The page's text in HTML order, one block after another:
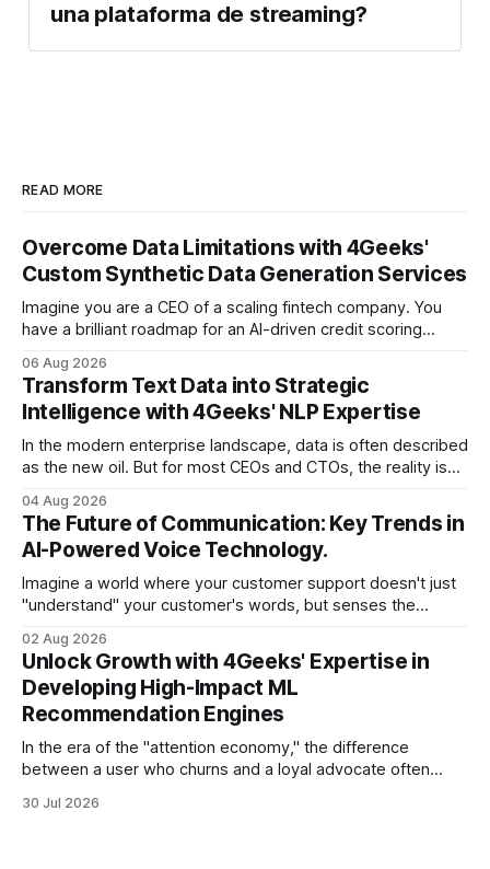
una plataforma de streaming?
READ MORE
Overcome Data Limitations with 4Geeks'
Custom Synthetic Data Generation Services
Imagine you are a CEO of a scaling fintech company. You
have a brilliant roadmap for an AI-driven credit scoring
have the talent, the infrastructure, and the ambition. But
there is one glaring wall in your path: your data is locked
06 Aug 2026
Transform Text Data into Strategic
Intelligence with 4Geeks' NLP Expertise
In the modern enterprise landscape, data is often described
as the new oil. But for most CEOs and CTOs, the reality is
swamp of unstructured text. Emails, customer support
tickets, Slack threads, social media mentions, and PDF
reports contain
04 Aug 2026
The Future of Communication: Key Trends in
AI-Powered Voice Technology.
Imagine a world where your customer support doesn't just
"understand" your customer's words, but senses the
more empathetic, and solves a complex billing dispute in
thirty seconds—all without a human agent
02 Aug 2026
Unlock Growth with 4Geeks' Expertise in
Developing High-Impact ML
Recommendation Engines
In the era of the "attention economy," the difference
between a user who churns and a loyal advocate often
exactly what they were looking for without having to search
30 Jul 2026